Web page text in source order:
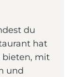
du
hat
bieten, mit
und